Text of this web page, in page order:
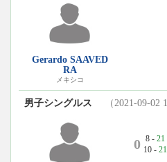
Gerardo SAAVED
RA
メキシコ
男子シングルス （2021-09-02
0 8 - 21
10 - 21